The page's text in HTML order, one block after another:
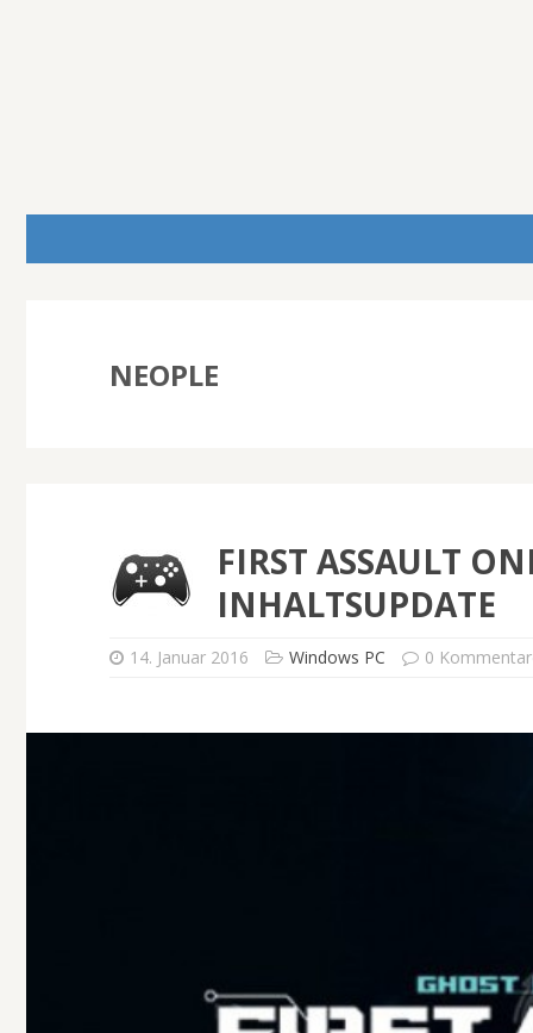
NEOPLE
FIRST ASSAULT
NHALTSUPDATE
14. Januar 2016 Windows PC 0